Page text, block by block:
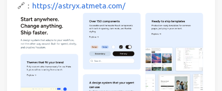
🔗： https://astryx.atmeta.com/